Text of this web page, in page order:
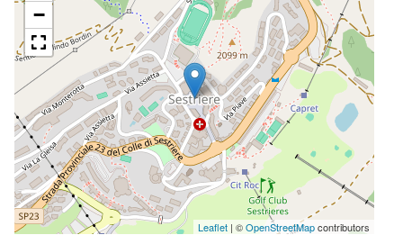
−
Leaflet | ©OpenStreetMapcontributors